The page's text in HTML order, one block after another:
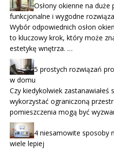
Osłony okienne na duże
funkcjonalne i wygodne
Wybór odpowiednich osłon
to kluczowy krok, który może
estetykę wnętrza. …
5 prostych rozwiązań
w domu
Czy kiedykolwiek zastanawiałeś
wykorzystać ograniczoną
pomieszczenia mogą być
4 niesamowite sposoby
wiele lepiej